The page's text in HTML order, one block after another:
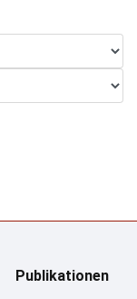
Publikationen